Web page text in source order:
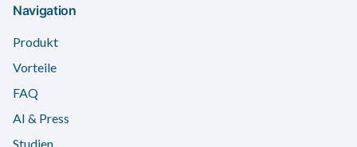
Navigation
Produkt
Vorteile
FAQ
AI & Press
Studien